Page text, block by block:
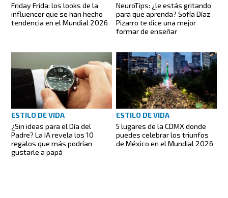
Friday Frida: los looks de la
influencer que se han hecho
tendencia en el Mundial 2026
NeuroTips: ¿le estás gritando
para que aprenda? Sofía Díaz
Pizarro te dice una mejor
formar de enseñar
ESTILO DE VIDA
¿Sin ideas para el Día del
Padre? La IA revela los 10
regalos que más podrían
gustarle a papá
ESTILO DE VIDA
5 lugares de la CDMX donde
puedes celebrar los triunfos
de México en el Mundial 2026